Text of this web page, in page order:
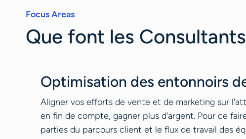
Focus Areas
Que font les
Optimisation des entonnoirs
Aligner vos efforts de vente et de marketing sur
en fin de compte, gagner plus d'argent. Pour ce
parties du parcours client et le flux de travail des